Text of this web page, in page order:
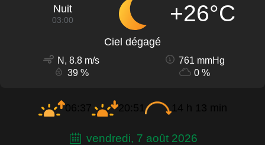
Nuit
03:00 +26°C
Ciel dégagé
N, 8.8 m/s
761 mmHg
39 %
0 %
06:37 20:51 14 h 13 min
vendredi, 7 août 2026